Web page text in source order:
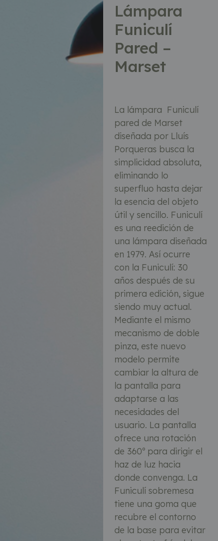
Lámpara
Funiculí
Pared –
Marset
La lámpara Funiculí
pared de Marset
diseñada por Lluís
Porqueras busca la
simplicidad absoluta,
eliminando lo
superfluo hasta dejar
la esencia del objeto
útil y sencillo. Funiculí
es una reedición de
una lámpara diseñada
en 1979. Así ocurre
con la Funiculí: 30
años después de su
primera edición, sigue
siendo muy actual.
Mediante el mismo
mecanismo de doble
pinza, este nuevo
modelo permite
cambiar la altura de
la pantalla para
adaptarse a las
necesidades del
usuario. La pantalla
ofrece una rotación
de 360º para dirigir el
haz de luz hacia
donde convenga. La
Funiculí sobremesa
tiene una goma que
recubre el contorno
de la base para evitar